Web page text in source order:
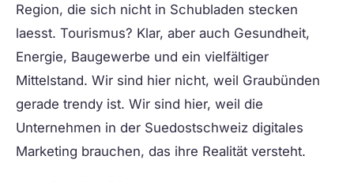
Region, die sich nicht in Schubladen stecken
laesst. Tourismus? Klar, aber auch Gesundheit,
Energie, Baugewerbe und ein vielfältiger
Mittelstand. Wir sind hier nicht, weil Graubünden
gerade trendy ist. Wir sind hier, weil die
Unternehmen in der Suedostschweiz digitales
Marketing brauchen, das ihre Realität versteht.